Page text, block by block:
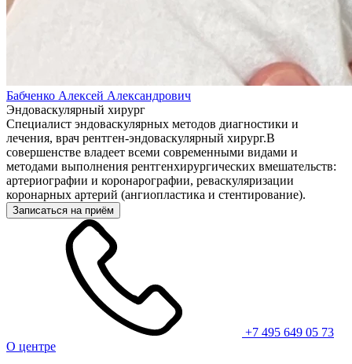
Бабченко Алексей Александрович
Эндоваскулярный хирург
Специалист эндоваскулярных методов диагностики и
лечения, врач рентген-эндоваскулярный хирург.В
совершенстве владеет всеми современными видами и
методами выполнения рентгенхирургических вмешательств:
артериографии и коронарографии, реваскуляризации
коронарных артерий (ангиопластика и стентирование).
Записаться на приём
+7 495 649 05 73
О центре